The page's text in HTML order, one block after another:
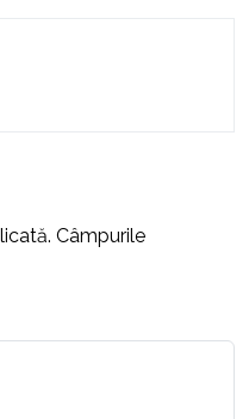
Câmpurile